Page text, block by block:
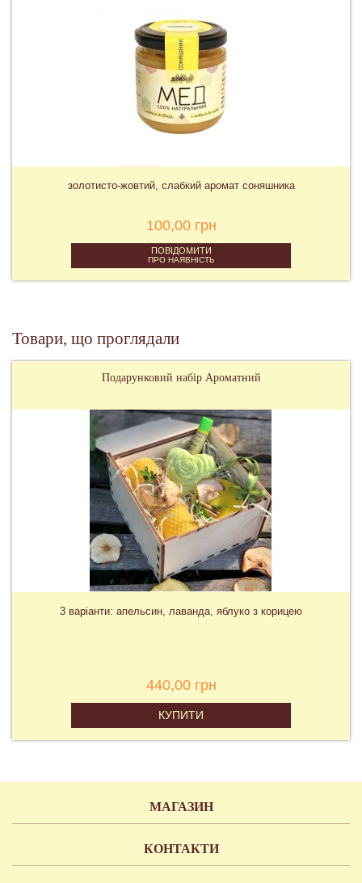
золотисто-жовтий, слабкий аромат соняшника
100,00 грн
ПОВІДОМИТИ
ПРО НАЯВНІСТЬ
Товари, що проглядали
Подарунковий набір Ароматний
3 варіанти: апельсин, лаванда, яблуко з корицею
440,00 грн
КУПИТИ
МАГАЗИН
КОНТАКТИ